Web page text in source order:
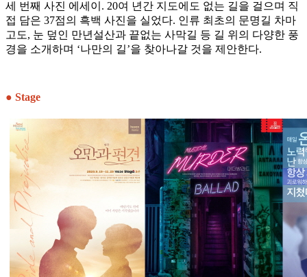
세 번째 사진 에세이. 20여 년간 지도에도 없는 길을 걸으며 직
접 담은 37점의 흑백 사진을 실었다. 인류 최초의 문명길 차마
고도, 눈 덮인 만년설산과 끝없는 사막길 등 길 위의 다양한 풍
경을 소개하며 ‘나만의 길’을 찾아나갈 것을 제안한다.
● Stage